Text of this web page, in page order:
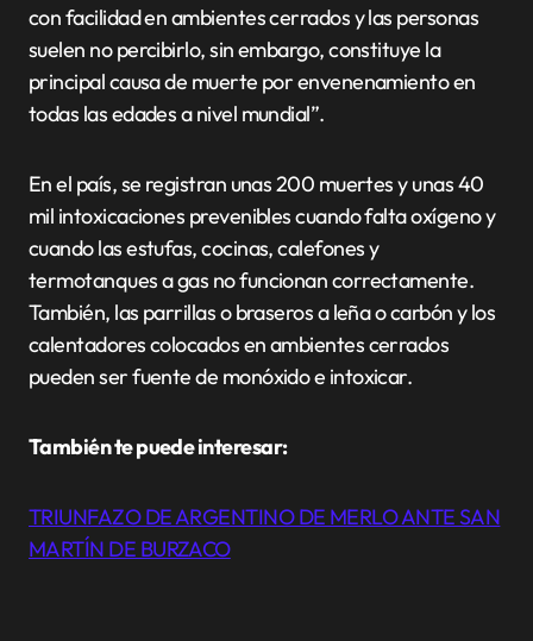
con facilidad en ambientes cerrados y las personas
suelen no percibirlo, sin embargo, constituye la
principal causa de muerte por envenenamiento en
todas las edades a nivel mundial”.
En el país, se registran unas 200 muertes y unas 40
mil intoxicaciones prevenibles cuando falta oxígeno y
cuando las estufas, cocinas, calefones y
termotanques a gas no funcionan correctamente.
También, las parrillas o braseros a leña o carbón y los
calentadores colocados en ambientes cerrados
pueden ser fuente de monóxido e intoxicar.
También te puede interesar:
TRIUNFAZO DE ARGENTINO DE MERLO ANTE SAN
MARTÍN DE BURZACO